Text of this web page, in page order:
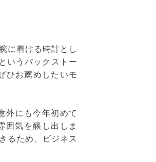
に着ける時計とし
いうバックストー
ひお薦めしたいモ
外にも今年初めて
囲気を醸し出しま
るため、ビジネス